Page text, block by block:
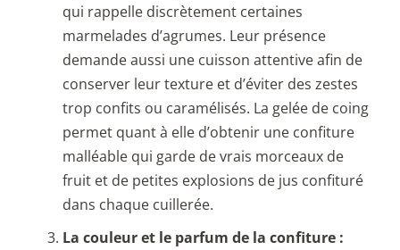
qui rappelle discrètement certaines
marmelades d’agrumes. Leur présence
demande aussi une cuisson attentive afin de
conserver leur texture et d’éviter des zestes
trop confits ou caramélisés. La gelée de coing
permet quant à elle d’obtenir une confiture
malléable qui garde de vrais morceaux de
fruit et de petites explosions de jus confituré
dans chaque cuillerée.
La couleur et le parfum de la confiture :